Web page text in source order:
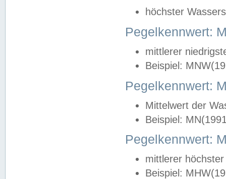
höchster
Pegelkennwert:
mittlerer
Beispiel:
Pegelkennwert:
Mittelwert der
Beispiel:
Pegelkennwert:
mittlerer
Beispiel: